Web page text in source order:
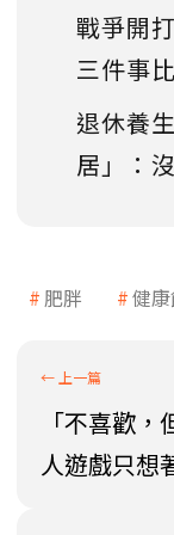
戰爭開
三件事
退休養
居」：
肥胖 健
「不喜歡
人遊戲只想